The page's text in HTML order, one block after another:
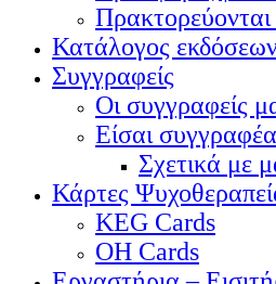
Κατάλογος
Συγγραφείς
Οι συγγραφείς
Είσαι
Σχετικά με
Κάρτες
KEG Cards
OH Cards